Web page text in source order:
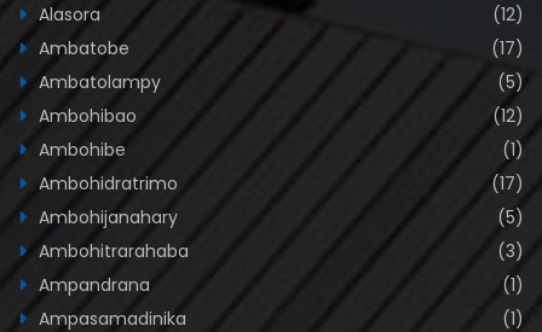
Alasora
(12)
Ambatobe
(17)
Ambatolampy
(5)
Ambohibao
(12)
Ambohibe
(1)
Ambohidratrimo
(17)
Ambohijanahary
(5)
Ambohitrarahaba
(3)
Ampandrana
(1)
Ampasamadinika
(1)